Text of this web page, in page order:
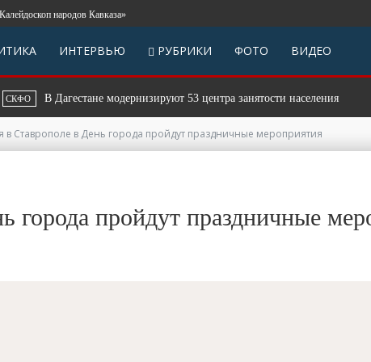
народов Кавказа»
ИНТЕРВЬЮ РУБРИКИ ФОТО ВИДЕО
В Дагестане модернизируют 53 центра занятости населения
в Ставрополе в День города пройдут праздничные мероприятия
города пройдут праздничные